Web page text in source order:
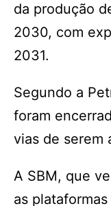
da produção
2030, com
2031.
Segundo a
foram
vias de serem
A SBM, que
as